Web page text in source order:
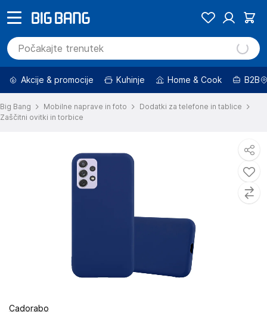
Akcije & promocije Kuhinje Home & Cook B2B
Big Bang Mobilne naprave in foto
Dodatki za telefone in tablice
Zaščitni ovitki in torbice
Cadorabo